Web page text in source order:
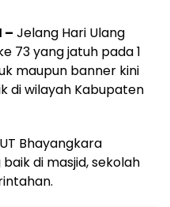
– Jelang Hari Ulang
73 yang jatuh pada 1
maupun banner kini
di wilayah Kabupaten
Bhayangkara
di masjid, sekolah